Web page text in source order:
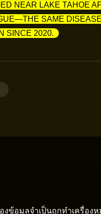
NEAR LAKE TAHOE
SAME
SINCE 2020.
งข้อมูลจำเป็นถูกทำเครื่องห